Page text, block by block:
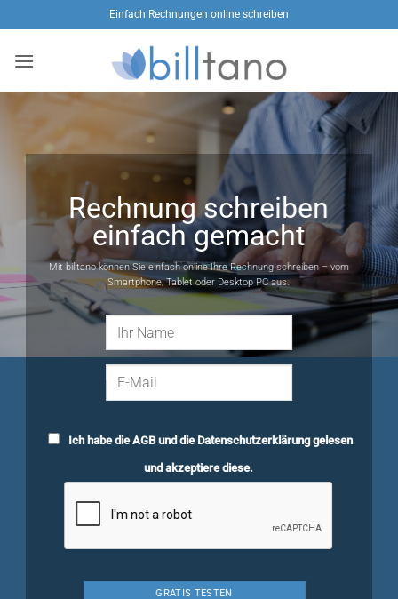
Inhalt
springen
Einfach Rechnungen online schreiben
Rechnung schreiben
einfach gemacht
Mit billtano können Sie einfach online Ihre Rechnung schreiben – vom
Smartphone, Tablet oder Desktop PC aus.
Ich habe dieAGBund die Datenschutzerklärunggelesen
und akzeptiere diese.